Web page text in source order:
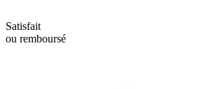
Satisfait
ou remboursé